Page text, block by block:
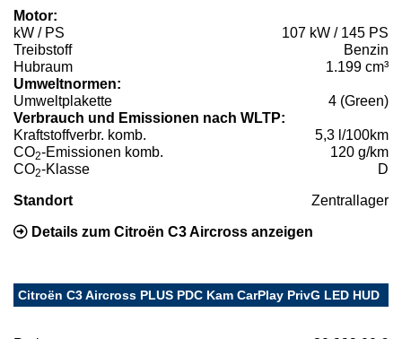
Motor:
kW / PS
107 kW / 145 PS
Treibstoff
Benzin
Hubraum
1.199 cm³
Umweltnormen:
Umweltplakette
4 (Green)
Verbrauch und Emissionen nach WLTP:
Kraftstoffverbr. komb.
5,3 l/100km
CO2-Emissionen komb.
120 g/km
CO2-Klasse D
Standort Zentrallager
Details zum Citroën C3 Aircross anzeigen
Citroën C3 Aircross PLUS PDC Kam CarPlay PrivG LED HUD